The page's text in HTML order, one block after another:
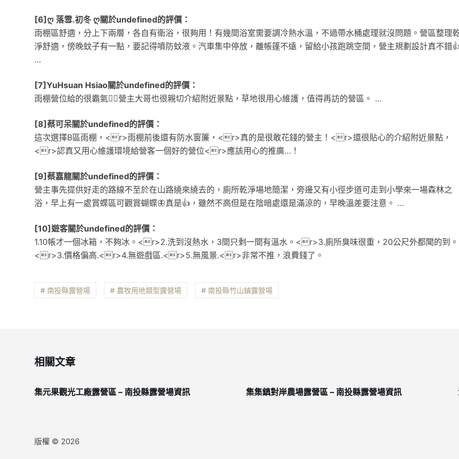
[6]ღ 落雪.初冬 ღ關於undefined的評價：
雨棚區舒適，分上下兩層，各自有衛浴，很夠用！有幾間浴室需要調冷熱水溫，不過帶水桶處理就沒問題。營區整理
淨舒適，傍晚蚊子有一點，要記得噴防蚊液。汽車集中停放，離帳篷不遠，留給小孩跑跳空間，營主規劃設計真不錯
…
[7]YuHsuan Hsiao關於undefined的評價：
雨棚營位給的很霸氣👍🏻營主大哥也很親切介紹附近景點，草地很用心維護，值得再訪的營區。 …
[8]蔡可呆關於undefined的評價：
這次選擇B區雨棚，<r>雨棚前後還有防水窗簾，<r>真的是很敢花錢的營主！<r>還很貼心的介紹附近景點，
<r>認真又用心維護環境給營客一個好的營位<r>應該用心的推廣…！
[9]蔡嘉龍關於undefined的評價：
營主事先提供好走的路線不至於在山路繞來繞去的，廁所乾淨場地簡潔，旁邊又有小徑步道可走到小學來一場森林之
浴，早上有一處賞蝶區可觀賞蝴蝶🦋真是👍，雖然不高但是在陰暗處還是滿涼的，早晚溫差要注意。 …
[10]遊客關於undefined的評價：
1.10帳才一個冰箱，不夠冰。<r>2.洗到沒熱水，3間只剩一間有溫水。<r>3.廁所臭味很重，20公尺外都聞的到。
<r>3.價格偏高.<r>4.無遊戲區.<r>5.無風景.<r>非常不推，浪費錢了。
# 南投縣露營場 # 農牧用地類型露營場 # 南投縣竹山鎮露營場
相關文章
集元果觀光工廠露營區 – 南投縣露營場資訊 集集鎮對岸農場露營區 – 南投縣露營場資訊
版權 © 2026